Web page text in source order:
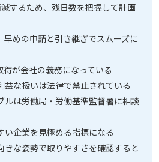
するため、残日数を把握して計画
早めの申請と引き継ぎでスムーズに
が会社の義務になっている
益な扱いは法律で禁止されている
ルは労働局・労働基準監督署に相談
い企業を見極める指標になる
きな姿勢で取りやすさを確認すると